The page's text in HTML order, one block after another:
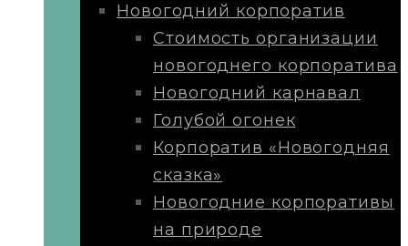
Новогодний корпоратив
Стоимость организации
новогоднего корпоратива
Новогодний карнавал
Голубой огонек
Корпоратив «Новогодняя
сказка»
Новогодние корпоративы
на природе